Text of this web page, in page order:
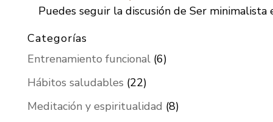
Puedes seguir la discusión de Ser
Categorías
Entrenamiento funcional(6)
Hábitos saludables (22)
Meditación y espiritualidad (8)